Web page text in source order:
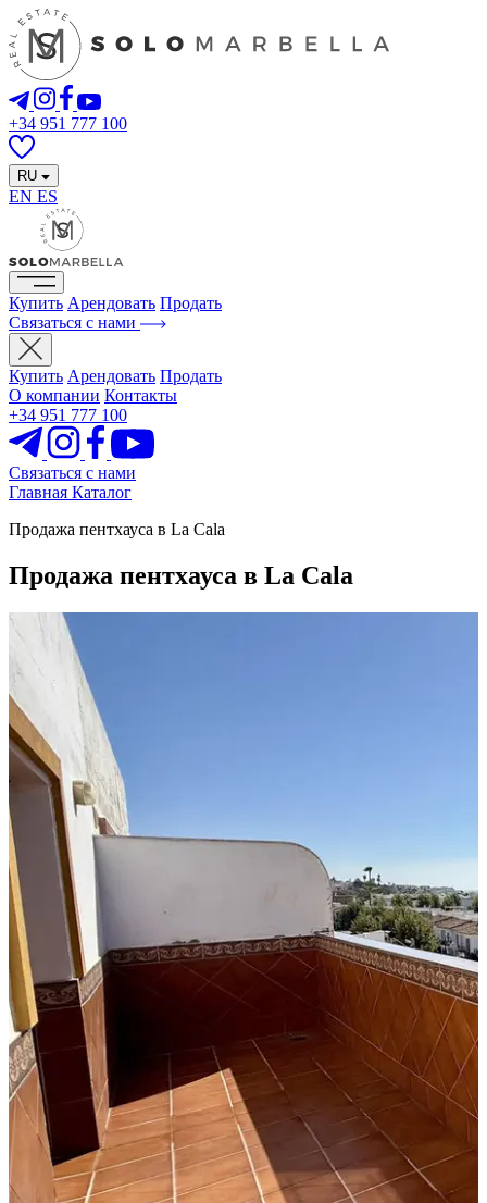
+34 951 777 100
RU
EN ES
Купить Арендовать Продать
Связаться с нами
Купить Арендовать Продать
О компании Контакты
+34 951 777 100
Связаться с нами
Главная Каталог
Продажа пентхауса в La Cala
Продажа пентхауса в La Cala